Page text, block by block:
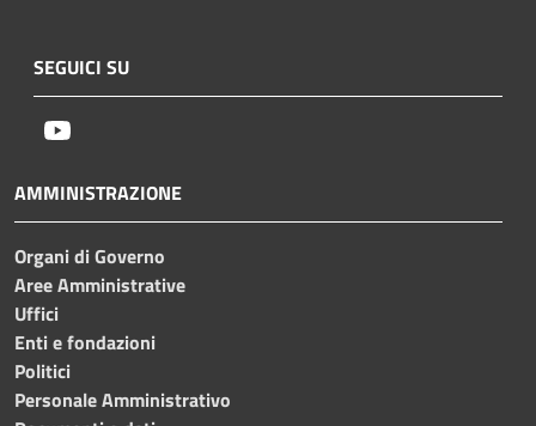
SEGUICI SU
AMMINISTRAZIONE
Organi di Governo
Aree Amministrative
Uffici
Enti e fondazioni
Politici
Personale Amministrativo